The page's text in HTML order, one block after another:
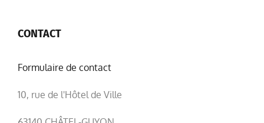
CONTACT
Formulaire de contact
10, rue de l'Hôtel de Ville